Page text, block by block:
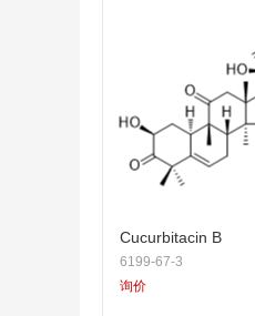
Cucurbitacin B
6199-67-3
询价